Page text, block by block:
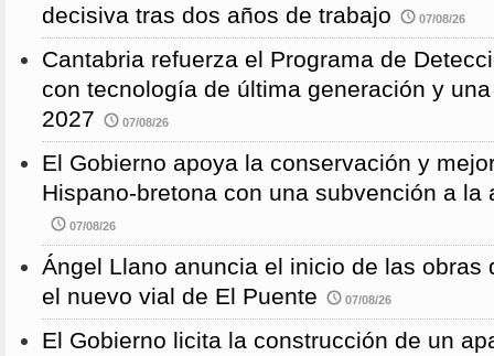
decisiva tras dos años de trabajo
07/08/26
Cantabria refuerza el Programa de
con tecnología de última generación y
2027
07/08/26
El Gobierno apoya la conservación y
Hispano-bretona con una subvención a la
07/08/26
Ángel Llano anuncia el inicio de las obras
el nuevo vial de El Puente
07/08/26
El Gobierno licita la construcción de un